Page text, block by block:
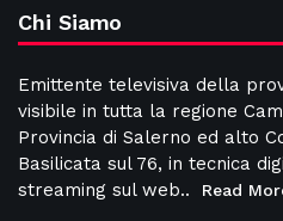
Chi Siamo
Emittente televisiva della
visibile in tutta la regione
Provincia di Salerno ed alto
Basilicata sul 76, in tecnica
streaming sul web..
Read